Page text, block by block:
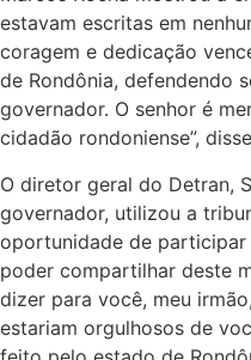
estavam escritas em
coragem e dedicação
de Rondônia, defendendo
governador. O senhor é
cidadão rondoniense”,
O diretor geral do Detran,
governador, utilizou a
oportunidade de participar
poder compartilhar deste
dizer para você, meu
estariam orgulhosos de